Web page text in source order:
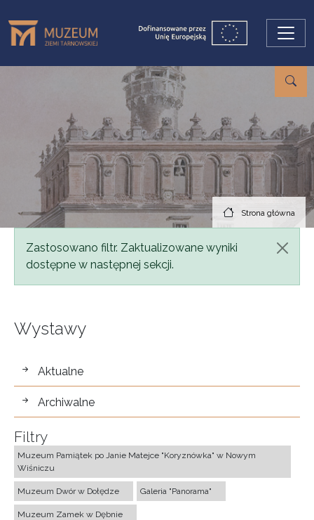
Strona główna
Komunikat
Zastosowano filtr. Zaktualizowane wyniki
dostępne w następnej sekcji.
Wystawy
wystawy
Aktualne
Archiwalne
Filtry
Muzeum Pamiątek po Janie Matejce "Koryznówka" w Nowym
Wiśniczu
Muzeum Dwór w Dołędze Galeria "Panorama"
Muzeum Zamek w Dębnie